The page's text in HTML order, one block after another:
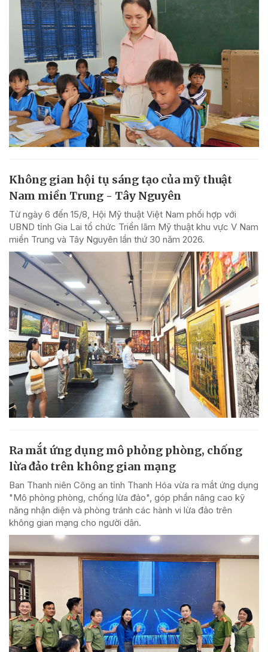
Không gian hội tụ sáng tạo của mỹ thuật
Nam miền Trung - Tây Nguyên
Từ ngày 6 đến 15/8, Hội Mỹ thuật Việt Nam phối hợp với
UBND tỉnh Gia Lai tổ chức Triển lãm Mỹ thuật khu vực V Nam
miền Trung và Tây Nguyên lần thứ 30 năm 2026.
Ra mắt ứng dụng mô phỏng phòng, chống
lừa đảo trên không gian mạng
Ban Thanh niên Công an tỉnh Thanh Hóa vừa ra mắt ứng dụng
"Mô phỏng phòng, chống lừa đảo", góp phần nâng cao kỹ
năng nhận diện và phòng tránh các hành vi lừa đảo trên
không gian mạng cho người dân.